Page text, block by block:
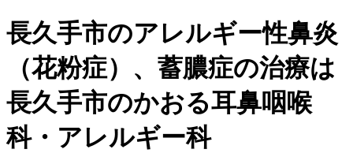
長久手市のアレルギー性鼻炎
（花粉症）、蓄膿症の治療は
長久手市のかおる耳鼻咽喉
科・アレルギー科